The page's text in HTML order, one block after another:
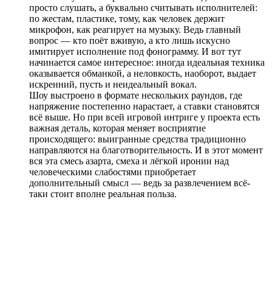
просто слушать, а буквально считывать исполнителей:
по жестам, пластике, тому, как человек держит
микрофон, как реагирует на музыку. Ведь главный
вопрос — кто поёт вживую, а кто лишь искусно
имитирует исполнение под фонограмму. И вот тут
начинается самое интересное: иногда идеальная техника
оказывается обманкой, а неловкость, наоборот, выдает
искренний, пусть и неидеальный вокал.
Шоу выстроено в формате нескольких раундов, где
напряжение постепенно нарастает, а ставки становятся
всё выше. Но при всей игровой интриге у проекта есть
важная деталь, которая меняет восприятие
происходящего: выигранные средства традиционно
направляются на благотворительность. И в этот момент
вся эта смесь азарта, смеха и лёгкой иронии над
человеческими слабостями приобретает
дополнительный смысл — ведь за развлечением всё-
таки стоит вполне реальная польза.